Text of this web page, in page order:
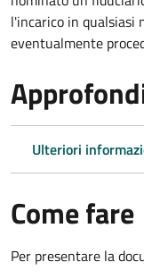
l'incarico in qualsiasi
eventualmente
Ulteriori
Come fare
Per presentare la